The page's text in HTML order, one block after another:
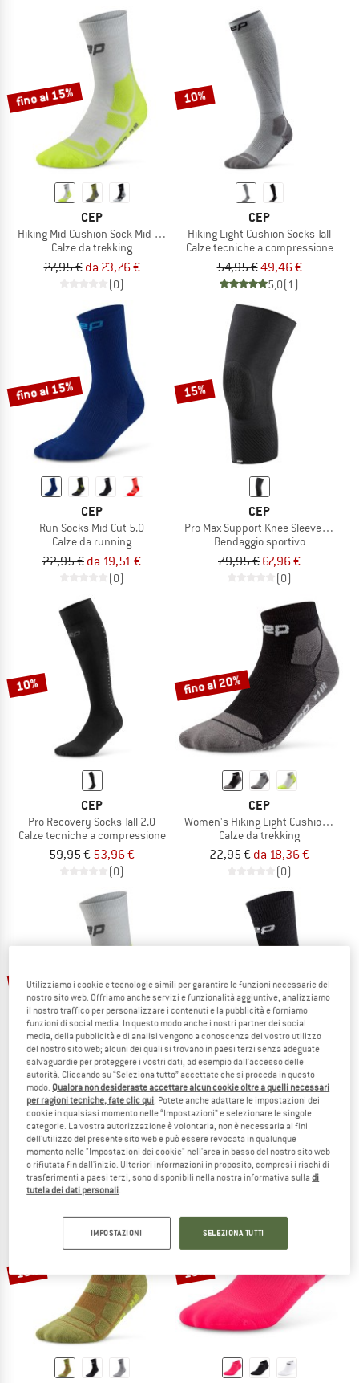
fino al 15%
CEP
Hiking Mid Cushion Sock Mid Cut
Calze da trekking
27,95 € da 23,76 €
(0)
10%
CEP
Hiking Light Cushion Socks Tall
Calze tecniche a compressione
54,95 €49,46 €
5,0(1)
fino al 15%
CEP
Run Socks Mid Cut 5.0
Calze da running
22,95 € da 19,51 €
(0)
15%
CEP
Pro Max Support Knee Sleeve 2.0
Bendaggio sportivo
79,95 € 67,96 €
(0)
10%
CEP
Pro Recovery Socks Tall 2.0
Calze tecniche a compressione
59,95 € 53,96 €
(0)
fino al 20%
CEP
Women's Hiking Light Cushion
Calze da trekking
22,95 € da 18,36 €
(0)
fino al 15%
CEP
Women's Hiking Mid Cushion Socks Mid Cut
Calze da trekking
27,95 € da 23,76 €
(0)
10%
CEP
Hiking Max Cushion Sock Mid Cut 2.0
Calze da trekking
29,95 €26,96 €
(0)
10% 10%
Utilizziamo i cookie e tecnologie simili per garantire le funzioni necessarie del
nostro sito web. Offriamo anche servizi e funzionalità aggiuntive, analizziamo
il nostro traffico per personalizzare i contenuti e la pubblicità e forniamo
funzioni di social media. In questo modo anche i nostri partner dei social
media, della pubblicità e di analisi vengono a conoscenza del vostro utilizzo
del nostro sito web; alcuni dei quali si trovano in paesi terzi senza adeguate
salvaguardie per proteggere i vostri dati, ad esempio dall'accesso delle
autorità. Cliccando su “Seleziona tutto” accettate che si proceda in questo
modo. Qualora non desideraste accettare alcun cookie oltre a quelli necessari
per ragioni tecniche, fate clic qui. Potete anche adattare le impostazioni dei
cookie in qualsiasi momento nelle “Impostazioni” e selezionare le singole
categorie. La vostra autorizzazione è volontaria, non è necessaria ai fini
dell'utilizzo del presente sito web e può essere revocata in qualunque
momento nelle "Impostazioni dei cookie" nell'area in basso del nostro sito web
o rifiutata fin dall'inizio. Ulteriori informazioni in proposito, compresi i rischi di
trasferimenti a paesi terzi, sono disponibili nella nostra informativa sulladi
tutela dei dati personali.
IMPOSTAZIONI SELEZIONA TUTTI